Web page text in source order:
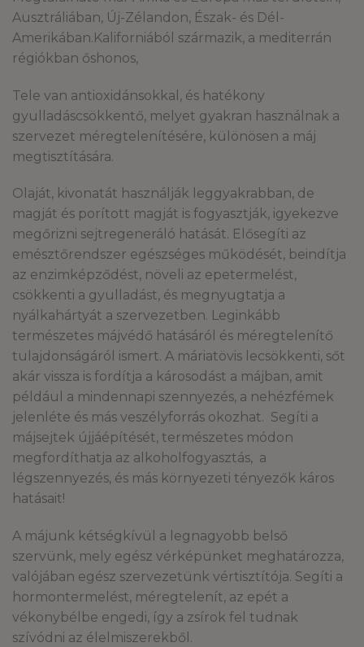
Ausztráliában, Új-Zélandon, Észak- és Dél-
Amerikában.Kaliforniából származik, a mediterrán
régiókban őshonos,
Tele van antioxidánsokkal, és hatékony
gyulladáscsökkentő, melyet gyakran használnak a
szervezet méregtelenítésére, különösen a máj
megtisztítására.
Olaját, kivonatát használják leggyakrabban, de
magját és porított magját is fogyasztják, igyekezve
megőrizni sejtregeneráló hatását. Elősegíti az
emésztőrendszer egészséges működését, beindítja
az enzimképződést, növeli az epetermelést,
csökkenti a gyulladást, és megnyugtatja a
nyálkahártyát a szervezetben. Leginkább
természetes májvédő hatásáról és méregtelenítő
tulajdonságáról ismert. A máriatövis lecsökkenti, sőt
akár vissza is fordítja a károsodást a májban, amit
például a mindennapi szennyezés, a nehézfémek
jelenléte és más veszélyforrás okozhat. Segíti a
májsejtek újjáépítését, természetes módon
megfordíthatja az alkoholfogyasztás, a
légszennyezés, és más környezeti tényezők káros
hatásait!
A májunk kétségkívül a legnagyobb belső
szervünk, mely egész vérképünket meghatározza,
valójában egész szervezetünk vértisztítója. Segíti a
hormontermelést, méregtelenít, az epét a
vékonybélbe engedi, így a zsírok fel tudnak
szívódni az élelmiszerekből.